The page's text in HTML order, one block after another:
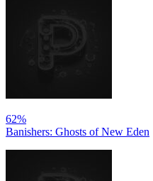
62%
Banishers: Ghosts of New Eden